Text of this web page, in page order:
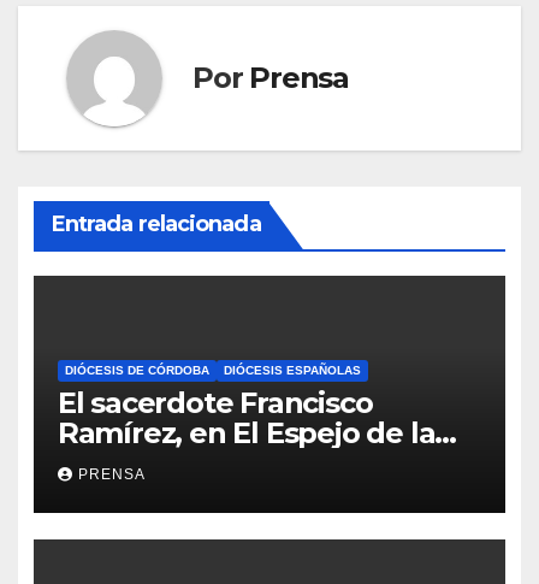
Por Prensa
Entrada relacionada
DIÓCESIS DE CÓRDOBA DIÓCESIS ESPAÑOLAS
El sacerdote Francisco
Ramírez, en El Espejo de la
Iglesia
PRENSA